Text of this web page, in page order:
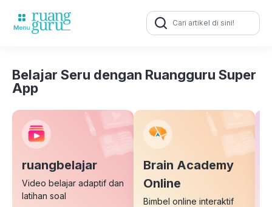
Search
for:
Belajar Seru dengan Ruangguru Super
App
ruangbelajar
Video belajar adaptif dan
latihan soal
Brain Academy
Online
Bimbel online interaktif